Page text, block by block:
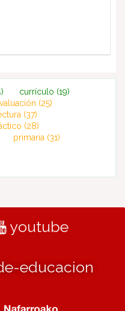
currículo (19)
(25)
(37)
(28)
primaria (31)
youtube
educacion